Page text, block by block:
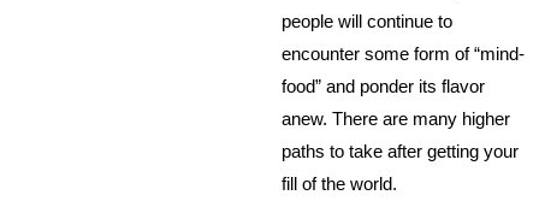
people will continue to
encounter some form of “mind-
food” and ponder its flavor
anew. There are many higher
paths to take after getting your
fill of the world.